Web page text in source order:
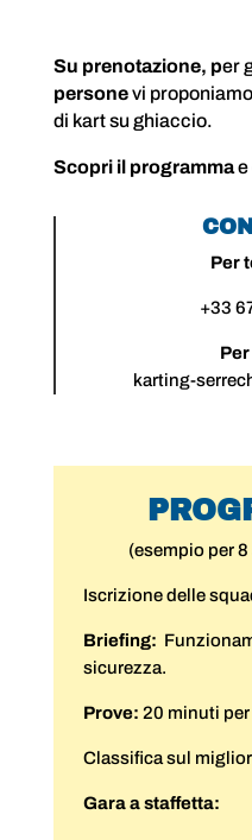
Su prenotazione, per
personevi
di kart su ghiaccio.
Scopri il programmae
Per
+33
karting-
(esempio per
Iscrizione delle
Briefing:
sicurezza.
Prove: 20 minuti
Classifica sul
Gara a staffetta: